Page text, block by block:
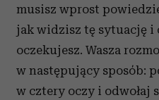
musisz wprost
jak widzisz tę sytuację i
oczekujesz. Wasza
w następujący sposób:
w cztery oczy i odwołaj